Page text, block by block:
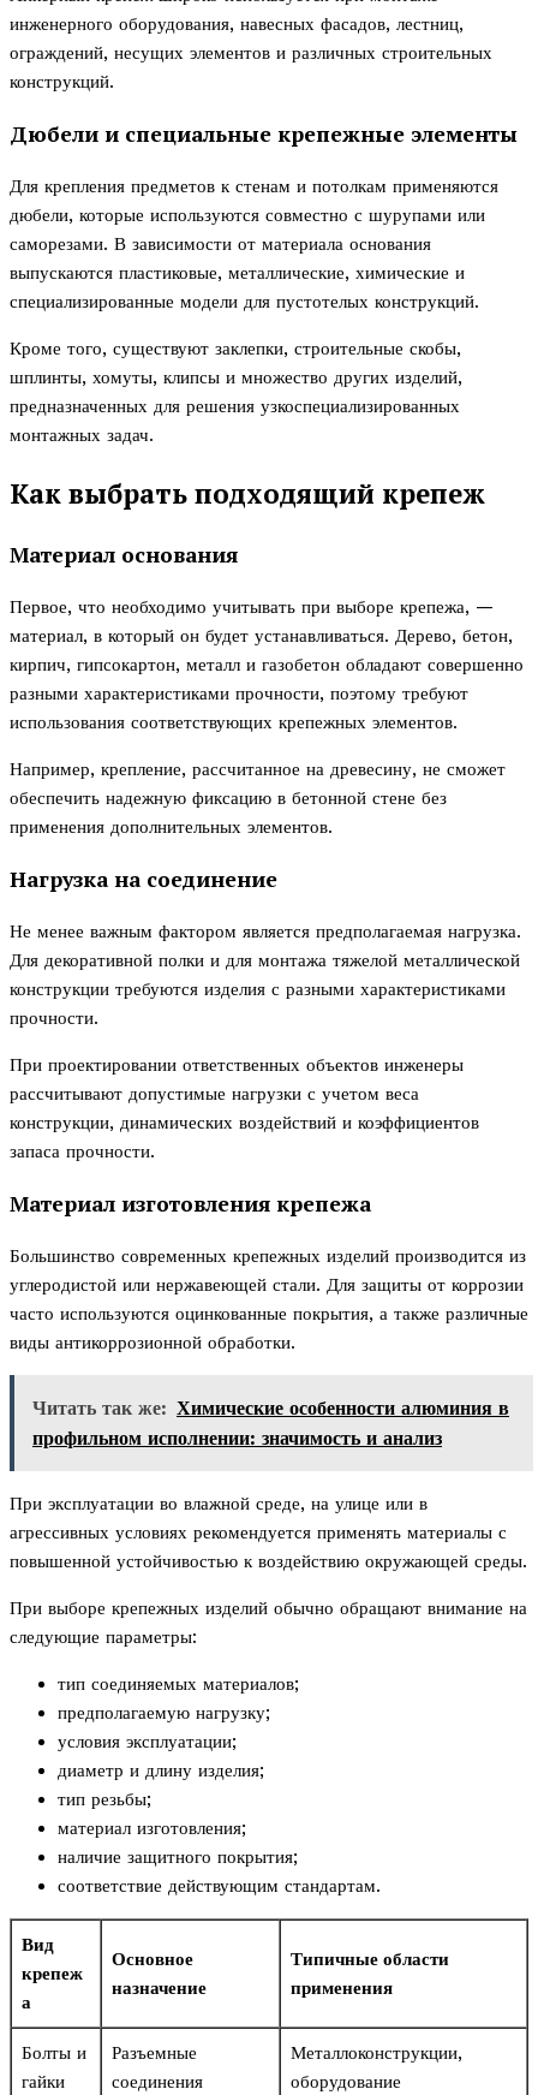
инженерного оборудования, навесных фасадов, лестниц,
ограждений, несущих элементов и различных строительных
конструкций.
Дюбели и специальные крепежные элементы
Для крепления предметов к стенам и потолкам применяются
дюбели, которые используются совместно с шурупами или
саморезами. В зависимости от материала основания
выпускаются пластиковые, металлические, химические и
специализированные модели для пустотелых конструкций.
Кроме того, существуют заклепки, строительные скобы,
шплинты, хомуты, клипсы и множество других изделий,
предназначенных для решения узкоспециализированных
монтажных задач.
Как выбрать подходящий крепеж
Материал основания
Первое, что необходимо учитывать при выборе крепежа, —
материал, в который он будет устанавливаться. Дерево, бетон,
кирпич, гипсокартон, металл и газобетон обладают совершенно
разными характеристиками прочности, поэтому требуют
использования соответствующих крепежных элементов.
Например, крепление, рассчитанное на древесину, не сможет
обеспечить надежную фиксацию в бетонной стене без
применения дополнительных элементов.
Нагрузка на соединение
Не менее важным фактором является предполагаемая нагрузка.
Для декоративной полки и для монтажа тяжелой металлической
конструкции требуются изделия с разными характеристиками
прочности.
При проектировании ответственных объектов инженеры
рассчитывают допустимые нагрузки с учетом веса
конструкции, динамических воздействий и коэффициентов
запаса прочности.
Материал изготовления крепежа
Большинство современных крепежных изделий производится из
углеродистой или нержавеющей стали. Для защиты от коррозии
часто используются оцинкованные покрытия, а также различные
виды антикоррозионной обработки.
Читать так же: Химические особенности алюминия в
профильном исполнении: значимость и анализ
При эксплуатации во влажной среде, на улице или в
агрессивных условиях рекомендуется применять материалы с
повышенной устойчивостью к воздействию окружающей среды.
При выборе крепежных изделий обычно обращают внимание на
следующие параметры:
тип соединяемых материалов;
предполагаемую нагрузку;
условия эксплуатации;
диаметр и длину изделия;
тип резьбы;
материал изготовления;
наличие защитного покрытия;
соответствие действующим стандартам.
Вид
крепеж
а
Основное
назначение
Типичные области
применения
Болты и
гайки
Разъемные
соединения
Металлоконструкции,
оборудование